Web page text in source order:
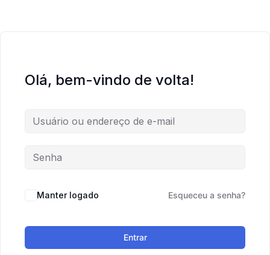
Olá, bem-vindo de volta!
Manter logado Esqueceu a senha?
Entrar